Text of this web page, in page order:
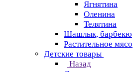
Ягнятина
Оленина
Телятина
Шашлык, барбекю
Растительное мясо
Детские товары
Назад